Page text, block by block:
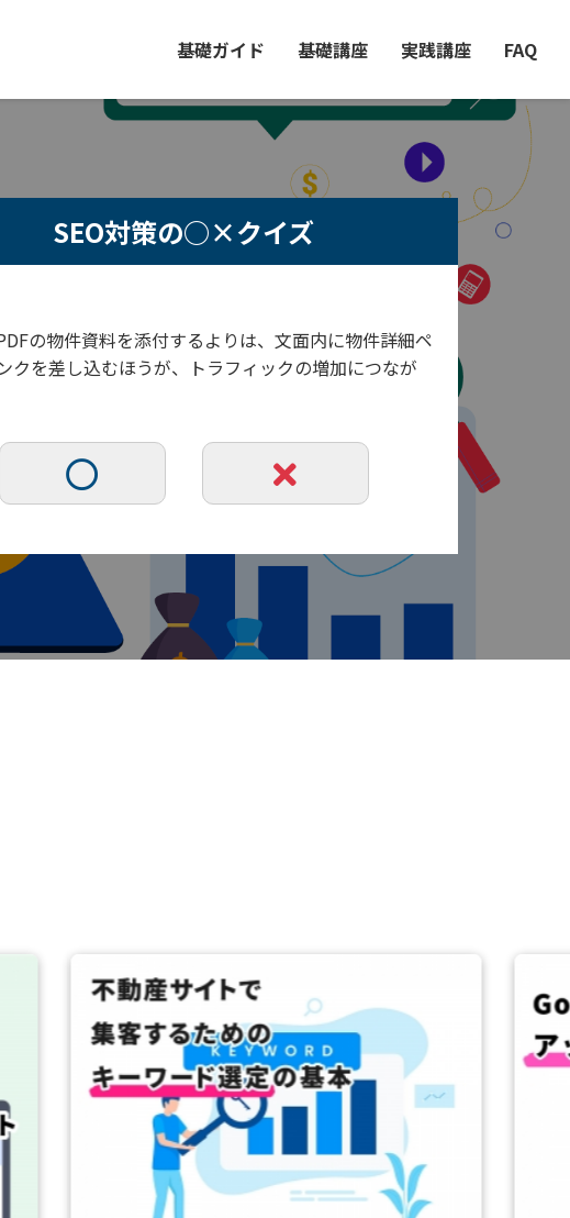
基礎ガイド 基礎講座 実践講座 FAQ
SEO対策の○×クイズ